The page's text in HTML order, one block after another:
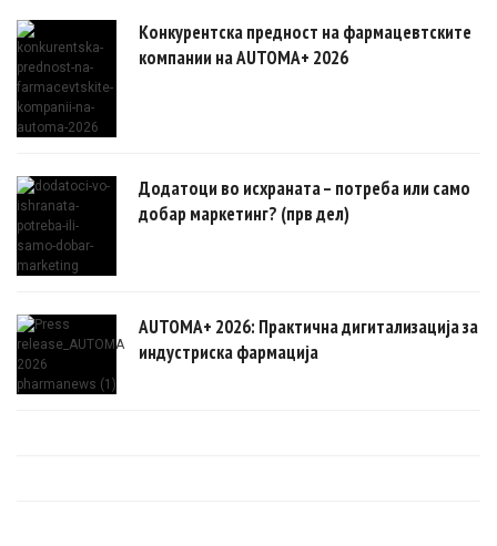
Конкурентска предност на фармацевтските
компании на AUTOMA+ 2026
Додатоци во исхраната – потреба или само
добар маркетинг? (прв дел)
AUTOMA+ 2026: Практична дигитализација за
индустриска фармација